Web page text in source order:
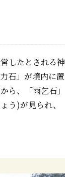
したとされる神
石」が境内に置
ら、「雨乞石」
う)が見られ、